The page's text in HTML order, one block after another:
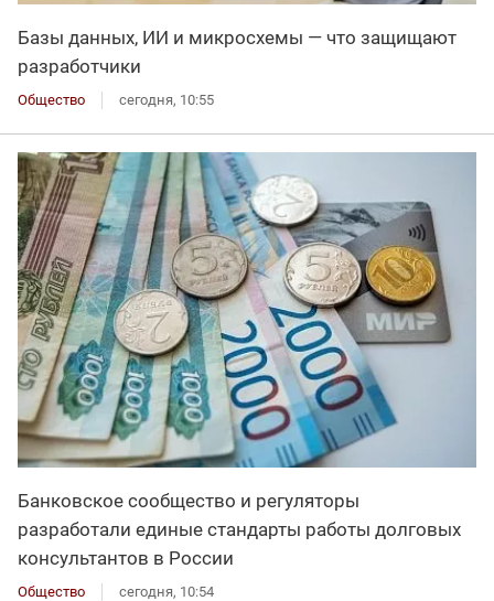
Базы данных, ИИ и микросхемы — что защищают
разработчики
Общество сегодня, 10:55
Банковское сообщество и регуляторы
разработали единые стандарты работы долговых
консультантов в России
Общество сегодня, 10:54